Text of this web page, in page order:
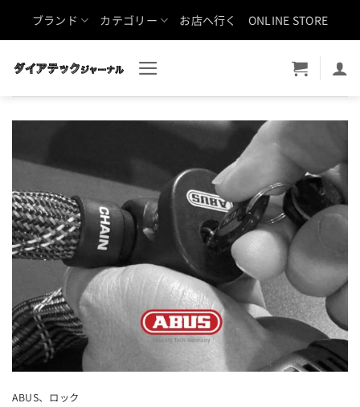
ブランド カテゴリー お店へ行く ONLINE STORE
ABUS、 ロック